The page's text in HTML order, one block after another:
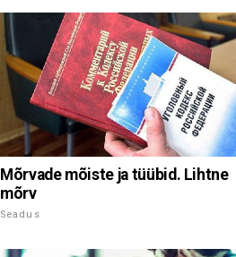
Mõrvade mõiste ja tüübid. Lihtne
mõrv
Seadus